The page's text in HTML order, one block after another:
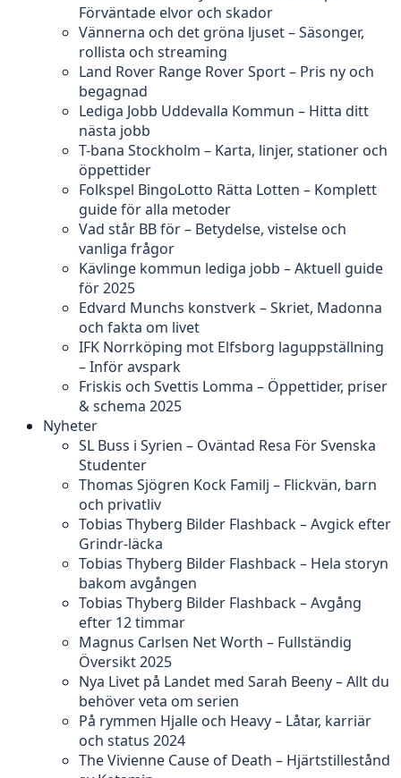
Förväntade elvor och skador
Vännerna och det gröna ljuset – Säsonger,
rollista och streaming
Land Rover Range Rover Sport – Pris ny och
begagnad
Lediga Jobb Uddevalla Kommun – Hitta ditt
nästa jobb
T-bana Stockholm – Karta, linjer, stationer och
öppettider
Folkspel BingoLotto Rätta Lotten – Komplett
guide för alla metoder
Vad står BB för – Betydelse, vistelse och
vanliga frågor
Kävlinge kommun lediga jobb – Aktuell guide
för 2025
Edvard Munchs konstverk – Skriet, Madonna
och fakta om livet
IFK Norrköping mot Elfsborg laguppställning
– Inför avspark
Friskis och Svettis Lomma – Öppettider, priser
& schema 2025
Nyheter
SL Buss i Syrien – Oväntad Resa För Svenska
Studenter
Thomas Sjögren Kock Familj – Flickvän, barn
och privatliv
Tobias Thyberg Bilder Flashback – Avgick efter
Grindr-läcka
Tobias Thyberg Bilder Flashback – Hela storyn
bakom avgången
Tobias Thyberg Bilder Flashback – Avgång
efter 12 timmar
Magnus Carlsen Net Worth – Fullständig
Översikt 2025
Nya Livet på Landet med Sarah Beeny – Allt du
behöver veta om serien
På rymmen Hjalle och Heavy – Låtar, karriär
och status 2024
The Vivienne Cause of Death – Hjärtstillestånd